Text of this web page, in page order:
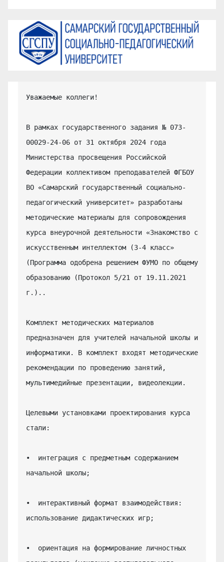
Уважаемые коллеги!
В рамках государственного задания № 073-
00029-24-06 от 31 октября 2024 года
Министерства просвещения Российской
Федерации коллективом преподавателей ФГБОУ
ВО «Самарский государственный социально-
педагогический университет» разработаны
методические материалы для сопровождения
курса внеурочной деятельности «Знакомство с
искусственным интеллектом (3-4 класс»
(Программа одобрена решением ФУМО по общему
образованию (Протокол 5/21 от 19.11.2021
г.)..
Комплект методических материалов
предназначен для учителей начальной школы и
информатики. В комплект входят методические
рекомендации по проведению занятий,
мультимедийные презентации, видеолекции.
Целевыми установками проектирования курса
стали:
•  интеграция с предметным содержанием
начальной школы;
•  интерактивный формат взаимодействия:
использование дидактических игр;
•  ориентация на формирование личностных